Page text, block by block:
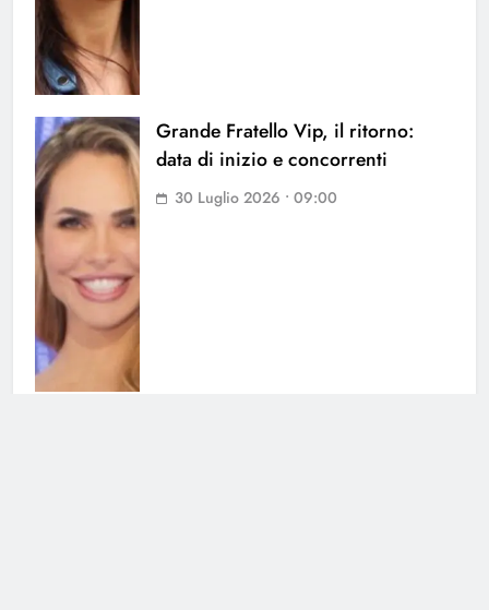
Grande Fratello Vip, il ritorno:
data di inizio e concorrenti
30 Luglio 2026 • 09:00